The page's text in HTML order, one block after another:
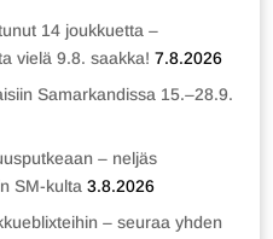
14 joukkuetta –
vielä 9.8. saakka! 7.8.2026
Samarkandissa 15.–28.9.
– neljäs
SM-kulta 3.8.2026
– seuraa yhden